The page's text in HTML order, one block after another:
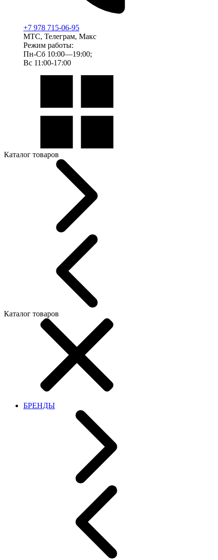
+7 978 715-06-95
МТС, Телеграм, Макс
Режим работы:
Пн-Сб 10:00—19:00;
Вс 11:00-17:00
Каталог товаров
Каталог товаров
БРЕНДЫ